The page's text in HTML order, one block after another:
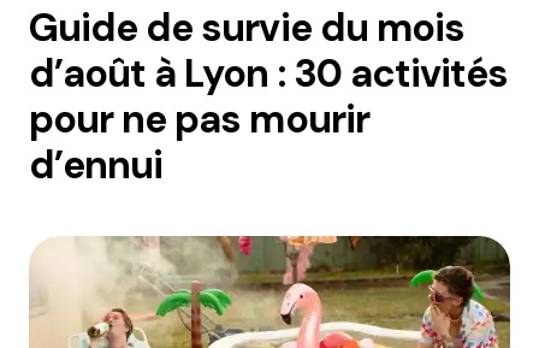
Guide de survie du mois
d’août à Lyon : 30 activités
pour ne pas mourir
d’ennui